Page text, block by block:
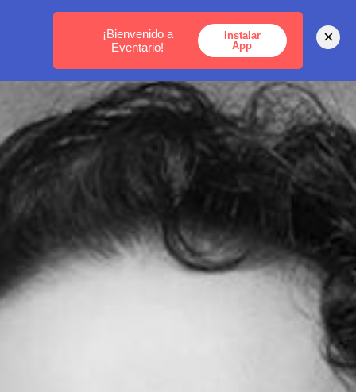
MEDELLÍN - BOGOTÁ - CARTAGENA
¡Bienvenido a
Eventario!
Instalar
App
×